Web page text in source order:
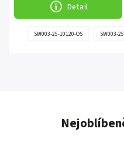
Detail
SW003-25-10120-OS SW003-